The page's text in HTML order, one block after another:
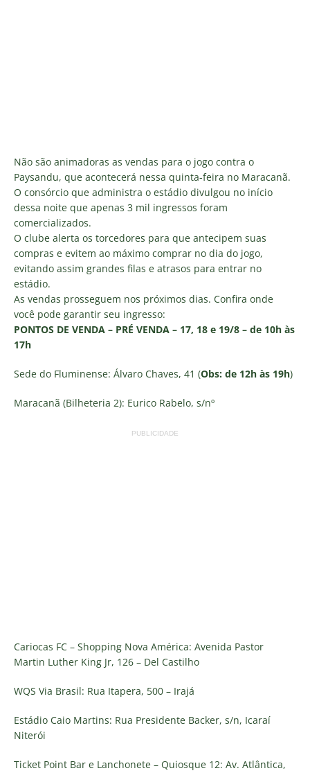
Não são animadoras as vendas para o jogo contra o
Paysandu, que acontecerá nessa quinta-feira no Maracanã.
O consórcio que administra o estádio divulgou no início
dessa noite que apenas 3 mil ingressos foram
comercializados.
O clube alerta os torcedores para que antecipem suas
compras e evitem ao máximo comprar no dia do jogo,
evitando assim grandes filas e atrasos para entrar no
estádio.
As vendas prosseguem nos próximos dias. Confira onde
você pode garantir seu ingresso:
PONTOS DE VENDA – PRÉ VENDA – 17, 18 e 19/8 – de 10h às
17h
Sede do Fluminense: Álvaro Chaves, 41 (Obs: de 12h às 19h)
Maracanã (Bilheteria 2): Eurico Rabelo, s/nº
PUBLICIDADE
Cariocas FC – Shopping Nova América: Avenida Pastor
Martin Luther King Jr, 126 – Del Castilho
WQS Via Brasil: Rua Itapera, 500 – Irajá
Estádio Caio Martins: Rua Presidente Backer, s/n, Icaraí
Niterói
Ticket Point Bar e Lanchonete – Quiosque 12: Av. Atlântica,